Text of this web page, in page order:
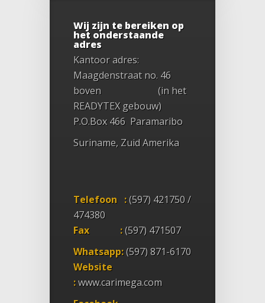
Wij zijn te bereiken op
het onderstaande
adres
Kantoor adres:
Maagdenstraat no. 46
boven (in het
READYTEX gebouw)
P.O.Box 466 Paramaribo
Suriname, Zuid Amerika
Telefoon :(597) 421750 /
474380
Fax :(597) 471507
Whatsapp:(597) 871-6170
Website
:www.carimega.com